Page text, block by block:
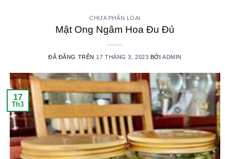
CHƯA PHÂN LOẠI
Mật Ong Ngâm Hoa Đu Đủ
ĐÃ ĐĂNG TRÊN 17 THÁNG 3, 2023 BỞIADMIN
17
Th3